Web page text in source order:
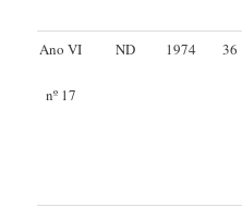
Ano VI
nº 17
ND 1974 36